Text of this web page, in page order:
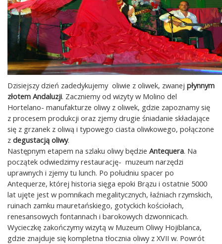
Dzisiejszy dzień zadedykujemy oliwie z oliwek, zwanej płynnym
złotem Andaluzji. Zaczniemy od wizyty w Molino del
Hortelano- manufakturze oliwy z oliwek, gdzie zapoznamy się
z procesem produkcji oraz zjemy drugie śniadanie składające
się z grzanek z oliwą i typowego ciasta oliwkowego, połączone
z degustacją oliwy.
Następnym etapem na szlaku oliwy będzie Antequera. Na
początek odwiedzimy restaurację- muzeum narzędzi
uprawnych i zjemy tu lunch. Po południu spacer po
Antequerze, której historia sięga epoki Brązu i ostatnie 5000
lat ujęte jest w pomnikach megalitycznych, łaźniach rzymskich,
ruinach zamku mauretańskiego, gotyckich kościołach,
renesansowych fontannach i barokowych dzwonnicach.
Wycieczkę zakończymy wizytą w Muzeum Oliwy Hojiblanca,
gdzie znajduje się kompletna tłocznia oliwy z XVII w. Powrót